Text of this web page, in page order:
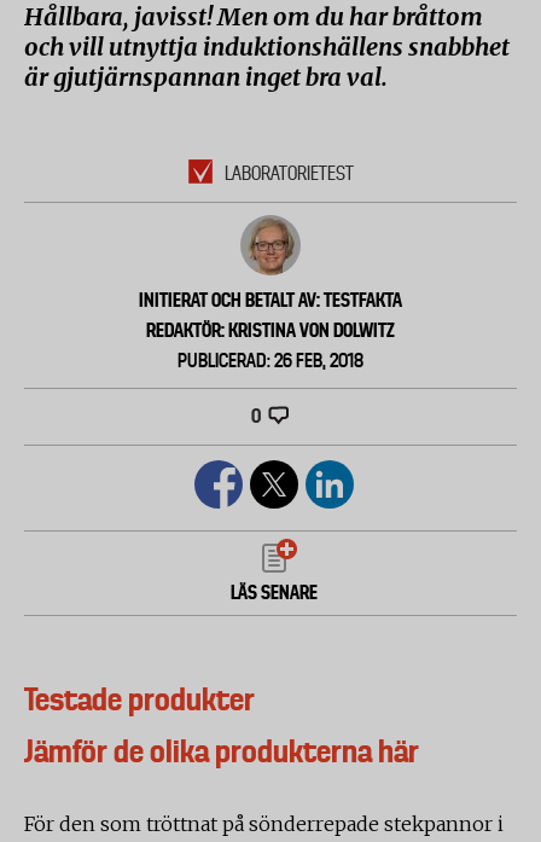
Hållbara, javisst! Men om du har bråttom
och vill utnyttja induktionshällens snabbhet
är gjutjärnspannan inget bra val.
LABORATORIETEST
INITIERAT OCH BETALT AV: TESTFAKTA
REDAKTÖR: KRISTINA VON DOLWITZ
PUBLICERAD: 26 FEB, 2018
0
LÄS SENARE
Testade produkter
Jämför de olika produkterna här
För den som tröttnat på sönderrepade stekpannor i